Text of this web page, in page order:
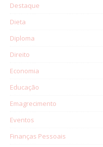
Destaque
Dieta
Diploma
Direito
Economia
Educação
Emagrecimento
Eventos
Finanças Pessoais